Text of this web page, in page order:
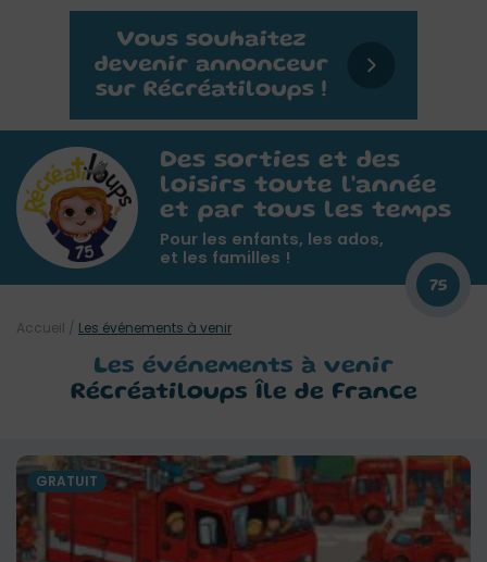
Des sorties et des
loisirs toute l'année
et par tous les temps
Pour les enfants, les ados,
et les familles !
75
Les événements à venir
Récréatiloups Île de France
Accueil / Les événements à venir
GRATUIT